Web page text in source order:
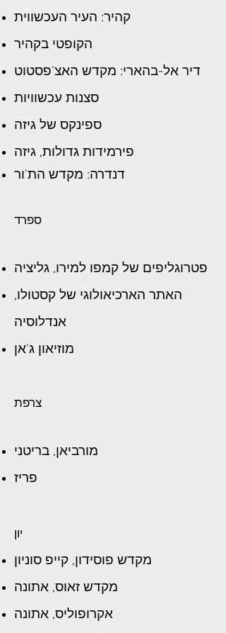
קהיר: העיר העכשווית
הקופטי בקהיר
דיר אל-בהארי: מקדש האצ'פסטוט
סצנות עכשוויות
ספינקס של גיזה
פירמידות גדולות, גיזה
דנדרה: מקדש הת'ור
ספרד
פטרוגליפים של קמפו למירו, גליציה
האתר הארכיאולוגי של קסטולו,
אנדלוסיה
מוזיאון ג'אן
צרפת
מורביאן, בריטני
פריז
יון
מקדש פוסידון, קייפ סוניון
מקדש זאוס, אתונה
אקרופוליס, אתונה